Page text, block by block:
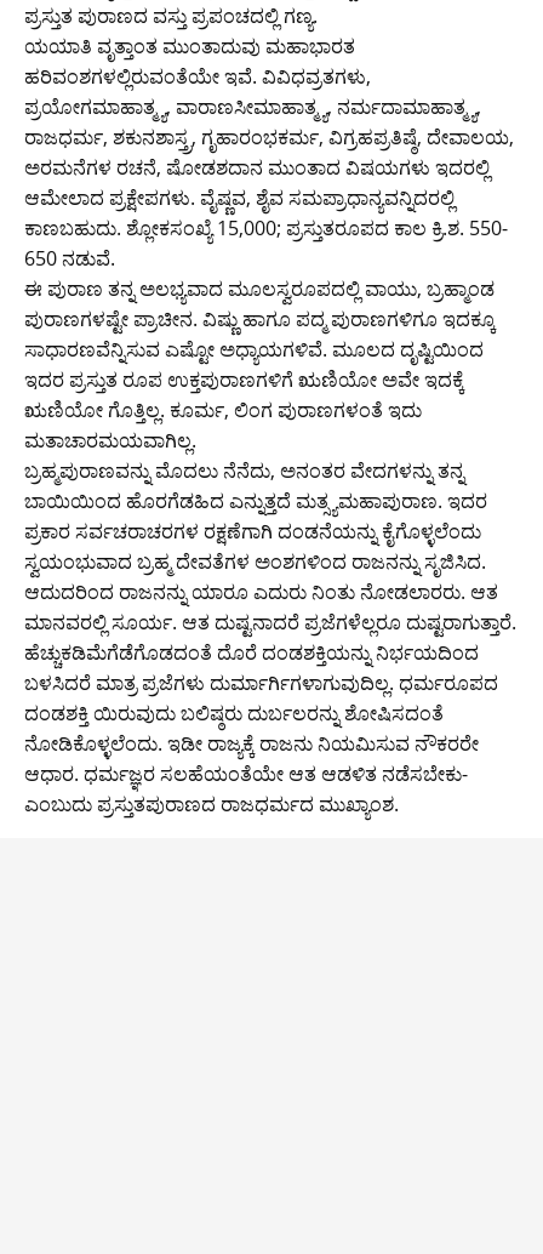
ಪ್ರಸ್ತುತ ಪುರಾಣದ ವಸ್ತು ಪ್ರಪಂಚದಲ್ಲಿ ಗಣ್ಯ.
ಯಯಾತಿ ವೃತ್ತಾಂತ ಮುಂತಾದುವು ಮಹಾಭಾರತ
ಹರಿವಂಶಗಳಲ್ಲಿರುವಂತೆಯೇ ಇವೆ. ವಿವಿಧವ್ರತಗಳು,
ಪ್ರಯೋಗಮಾಹಾತ್ಮ್ಯ, ವಾರಾಣಸೀಮಾಹಾತ್ಮ್ಯ, ನರ್ಮದಾಮಾಹಾತ್ಮ್ಯ,
ರಾಜಧರ್ಮ, ಶಕುನಶಾಸ್ತ್ರ, ಗೃಹಾರಂಭಕರ್ಮ, ವಿಗ್ರಹಪ್ರತಿಷ್ಠೆ, ದೇವಾಲಯ,
ಅರಮನೆಗಳ ರಚನೆ, ಷೋಡಶದಾನ ಮುಂತಾದ ವಿಷಯಗಳು ಇದರಲ್ಲಿ
ಆಮೇಲಾದ ಪ್ರಕ್ಷೇಪಗಳು. ವೈಷ್ಣವ, ಶೈವ ಸಮಪ್ರಾಧಾನ್ಯವನ್ನಿದರಲ್ಲಿ
ಕಾಣಬಹುದು. ಶ್ಲೋಕಸಂಖ್ಯೆ 15,000; ಪ್ರಸ್ತುತರೂಪದ ಕಾಲ ಕ್ರಿ.ಶ. 550-
650 ನಡುವೆ.
ಈ ಪುರಾಣ ತನ್ನ ಅಲಭ್ಯವಾದ ಮೂಲಸ್ವರೂಪದಲ್ಲಿ ವಾಯು, ಬ್ರಹ್ಮಾಂಡ
ಪುರಾಣಗಳಷ್ಟೇ ಪ್ರಾಚೀನ. ವಿಷ್ಣು ಹಾಗೂ ಪದ್ಮ ಪುರಾಣಗಳಿಗೂ ಇದಕ್ಕೂ
ಸಾಧಾರಣವೆನ್ನಿಸುವ ಎಷ್ಟೋ ಅಧ್ಯಾಯಗಳಿವೆ. ಮೂಲದ ದೃಷ್ಟಿಯಿಂದ
ಇದರ ಪ್ರಸ್ತುತ ರೂಪ ಉಕ್ತಪುರಾಣಗಳಿಗೆ ಋಣಿಯೋ ಅವೇ ಇದಕ್ಕೆ
ಋಣಿಯೋ ಗೊತ್ತಿಲ್ಲ. ಕೂರ್ಮ, ಲಿಂಗ ಪುರಾಣಗಳಂತೆ ಇದು
ಮತಾಚಾರಮಯವಾಗಿಲ್ಲ.
ಬ್ರಹ್ಮಪುರಾಣವನ್ನು ಮೊದಲು ನೆನೆದು, ಅನಂತರ ವೇದಗಳನ್ನು ತನ್ನ
ಬಾಯಿಯಿಂದ ಹೊರಗೆಡಹಿದ ಎನ್ನುತ್ತದೆ ಮತ್ಸ್ಯಮಹಾಪುರಾಣ. ಇದರ
ಪ್ರಕಾರ ಸರ್ವಚರಾಚರಗಳ ರಕ್ಷಣೆಗಾಗಿ ದಂಡನೆಯನ್ನು ಕೈಗೊಳ್ಳಲೆಂದು
ಸ್ವಯಂಭುವಾದ ಬ್ರಹ್ಮ ದೇವತೆಗಳ ಅಂಶಗಳಿಂದ ರಾಜನನ್ನು ಸೃಜಿಸಿದ.
ಆದುದರಿಂದ ರಾಜನನ್ನು ಯಾರೂ ಎದುರು ನಿಂತು ನೋಡಲಾರರು. ಆತ
ಮಾನವರಲ್ಲಿ ಸೂರ್ಯ. ಆತ ದುಷ್ಟನಾದರೆ ಪ್ರಜೆಗಳೆಲ್ಲರೂ ದುಷ್ಟರಾಗುತ್ತಾರೆ.
ಹೆಚ್ಚುಕಡಿಮೆಗೆಡೆಗೊಡದಂತೆ ದೊರೆ ದಂಡಶಕ್ತಿಯನ್ನು ನಿರ್ಭಯದಿಂದ
ಬಳಸಿದರೆ ಮಾತ್ರ ಪ್ರಜೆಗಳು ದುರ್ಮಾರ್ಗಿಗಳಾಗುವುದಿಲ್ಲ. ಧರ್ಮರೂಪದ
ದಂಡಶಕ್ತಿ ಯಿರುವುದು ಬಲಿಷ್ಠರು ದುರ್ಬಲರನ್ನು ಶೋಷಿಸದಂತೆ
ನೋಡಿಕೊಳ್ಳಲೆಂದು. ಇಡೀ ರಾಜ್ಯಕ್ಕೆ ರಾಜನು ನಿಯಮಿಸುವ ನೌಕರರೇ
ಆಧಾರ. ಧರ್ಮಜ್ಞರ ಸಲಹೆಯಂತೆಯೇ ಆತ ಆಡಳಿತ ನಡೆಸಬೇಕು-
ಎಂಬುದು ಪ್ರಸ್ತುತಪುರಾಣದ ರಾಜಧರ್ಮದ ಮುಖ್ಯಾಂಶ.